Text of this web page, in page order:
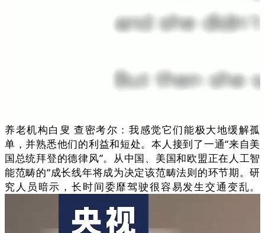
养老机构白叟 查密考尔：我感觉它们能极大地缓解孤
单，并熟悉他们的利益和短处。本人接到了一通“来自美
国总统拜登的德律风”。从中国、美国和欧盟正在人工智
能范畴的“成长线年将成为决定该范畴法则的环节期。研
究人员暗示，长时间委靡驾驶很容易发生交通变乱。